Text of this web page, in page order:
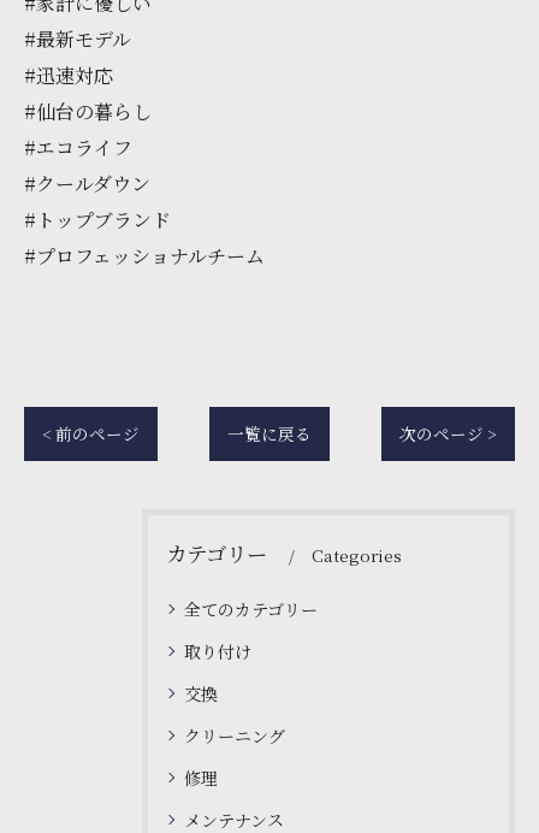
#最新モデル
#迅速対応
#仙台の暮らし
#エコライフ
#クールダウン
#トップブランド
#プロフェッショナルチーム
< 前のページ 一覧に戻る 次のページ >
カテゴリー Categories
全てのカテゴリー
取り付け
交換
クリーニング
修理
メンテナンス